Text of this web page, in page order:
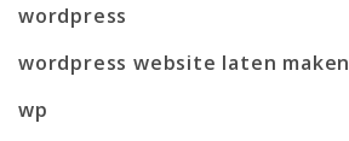
wordpress
wordpress website laten maken
wp